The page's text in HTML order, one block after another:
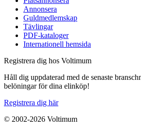
Annonsera
Guldmedlemskap
Tävlingar
PDF-kataloger
Internationell hemsida
Registrera dig hos Voltimum
Håll dig uppdaterad med de senaste
belöningar för dina elinköp!
Registrera dig här
© 2002-2026 Voltimum